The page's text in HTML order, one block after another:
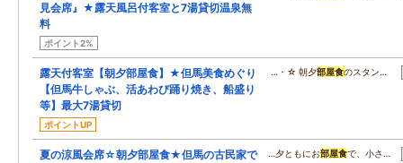
見会席』★露天風呂付客室と7湯貸切温泉無
料
ポイント2%
露天付客室【朝夕部屋食】★但馬美食めぐり
【但馬牛しゃぶ、活あわび踊り焼き、船盛り
等】最大7湯貸切
ポイントUP
…・☆ 朝夕部屋食のスタン…
夏の涼風会席☆朝夕部屋食★但馬の古民家で
…夕ともにお部屋食で、小さ…